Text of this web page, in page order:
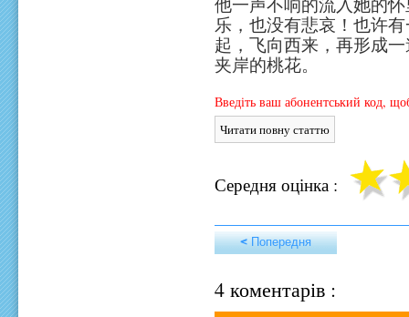
乐，也没有悲哀！也许
起，飞向西来，再形成
夹岸的桃花。
Введіть ваш абонентський код,
Середня оцінка :
< Попередня
4 коментарів :